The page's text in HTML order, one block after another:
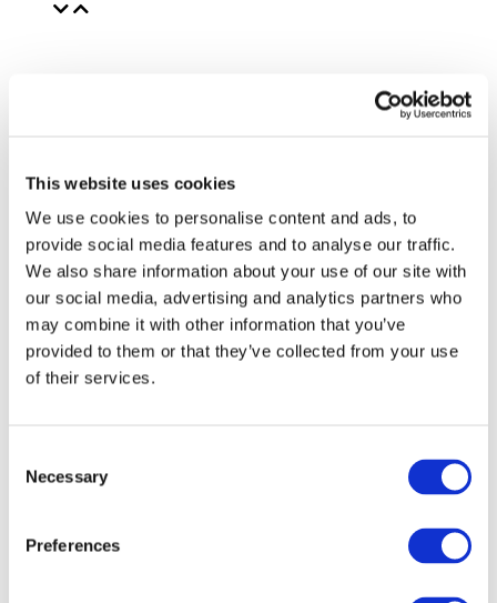
This website uses cookies
We use cookies to personalise content and ads, to
provide social media features and to analyse our traffic.
We also share information about your use of our site with
our social media, advertising and analytics partners who
may combine it with other information that you’ve
provided to them or that they’ve collected from your use
of their services.
Selection
Necessary
Preferences
Événements